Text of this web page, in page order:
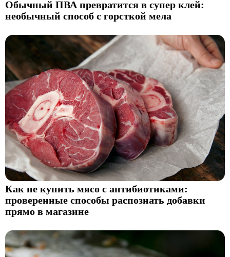
Обычный ПВА превратится в супер клей:
необычный способ с горсткой мела
Как не купить мясо с антибиотиками:
проверенные способы распознать добавки
прямо в магазине